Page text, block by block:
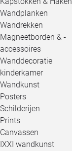
Wandplanken
Wandrekken
Magneetborden & -
accessoires
Wanddecoratie
kinderkamer
Wandkunst
Posters
Schilderijen
Prints
Canvassen
IXXI wandkunst